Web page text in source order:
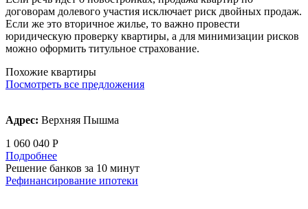
договорам долевого участия исключает риск двойных продаж.
Если же это вторичное жилье, то важно провести
юридическую проверку квартиры, а для минимизации рисков
можно оформить титульное страхование.
Похожие квартиры
Посмотреть все предложения
Адрес: Верхняя Пышма
1 060 040 Р
Подробнее
Решение банков за 10 минут
Рефинансирование ипотеки